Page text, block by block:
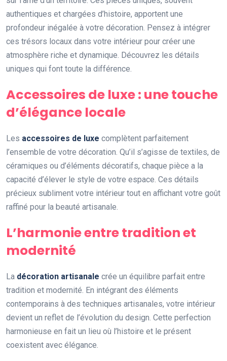
authentiques et chargées d’histoire, apportent une
profondeur inégalée à votre décoration. Pensez à intégrer
ces trésors locaux dans votre intérieur pour créer une
atmosphère riche et dynamique. Découvrez les détails
uniques qui font toute la différence.
Accessoires de luxe : une touche
d’élégance locale
Les accessoires de luxe complètent parfaitement
l’ensemble de votre décoration. Qu’il s’agisse de textiles, de
céramiques ou d’éléments décoratifs, chaque pièce a la
capacité d’élever le style de votre espace. Ces détails
précieux subliment votre intérieur tout en affichant votre goût
raffiné pour la beauté artisanale.
L’harmonie entre tradition et
modernité
La décoration artisanale crée un équilibre parfait entre
tradition et modernité. En intégrant des éléments
contemporains à des techniques artisanales, votre intérieur
devient un reflet de l’évolution du design. Cette perfection
harmonieuse en fait un lieu où l’histoire et le présent
coexistent avec élégance.